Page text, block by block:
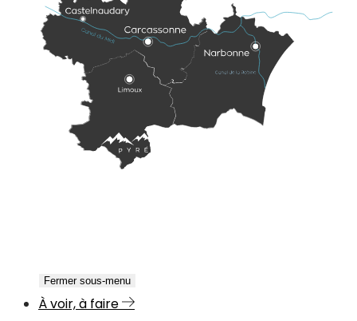
Fermer sous-menu
À voir, à faire